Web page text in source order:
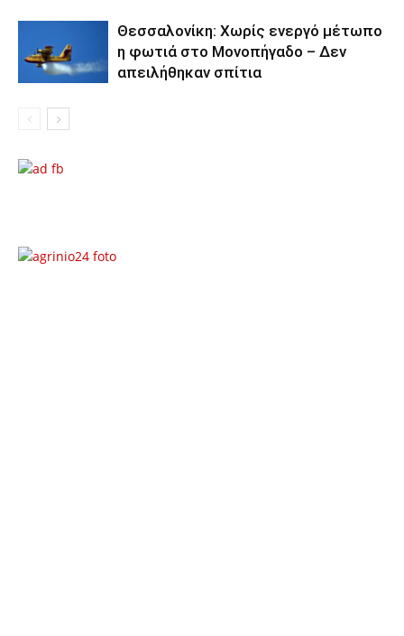
Θεσσαλονίκη: Χωρίς ενεργό μέτωπο
η φωτιά στο Μονοπήγαδο – Δεν
απειλήθηκαν σπίτια